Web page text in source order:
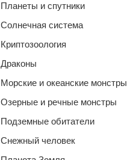
Планеты и спутники
Солнечная система
Криптозоология
Драконы
Морские и океанские монстры
Озерные и речные монстры
Подземные обитатели
Снежный человек